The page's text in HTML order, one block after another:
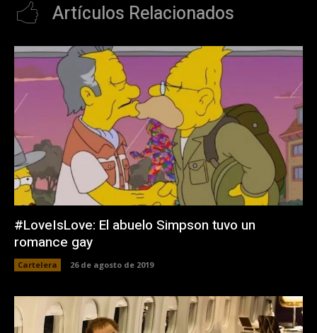
Artículos Relacionados
#LoveIsLove: El abuelo Simpson tuvo un
romance gay
Cartelera 26 de agosto de 2019